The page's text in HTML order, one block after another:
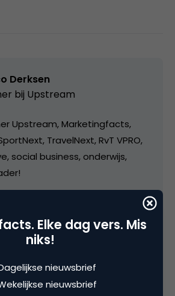
Derksen
bij Upstream
Upstream, Marketingfacts,
TravelNext, RvT VPRO,
social business, onderwijs,
Elke dag vers. Mis
niks!
nieuwsbrief
nieuwsbrief